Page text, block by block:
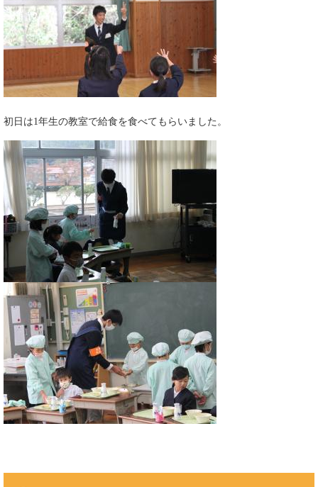
初日は1年生の教室で給食を食べてもらいました。